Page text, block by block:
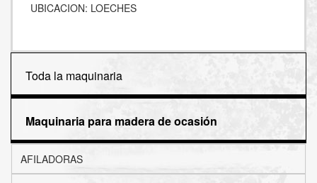
UBICACION: LOECHES
Toda la maquinaria
Maquinaria para madera de ocasión
AFILADORAS